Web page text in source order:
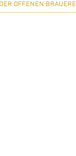
OFFENEN BRAUEREI